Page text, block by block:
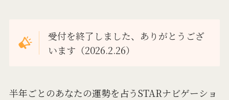
受付を終了しました、ありがとうござ
います（2026.2.26）
半年ごとのあなたの運勢を占うSTARナビゲーショ